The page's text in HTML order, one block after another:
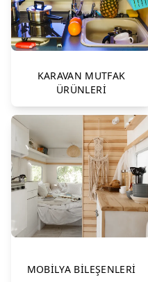
KARAVAN MUTFAK
ÜRÜNLERİ
MOBİLYA BİLEŞENLERİ